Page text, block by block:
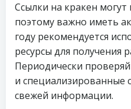
Ссылки на кракен
поэтому важно иметь
году рекомендуется
ресурсы для получения
Периодически
и специализированные
свежей информации.